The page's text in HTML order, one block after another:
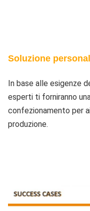
Soluzione
In base alle esigenze
esperti ti forniranno
confezionamento per
produzione.